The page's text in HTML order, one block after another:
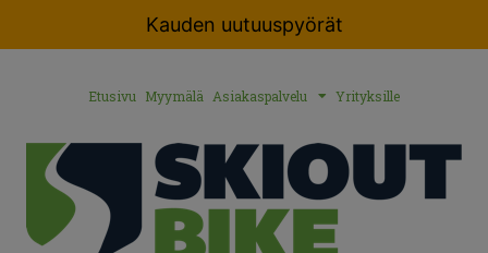
Kauden uutuuspyörät
Etusivu Myymälä Asiakaspalvelu Yrityksille